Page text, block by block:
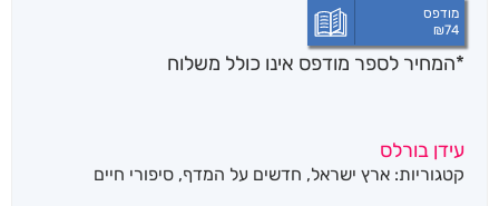
מודפס
₪74
*המחיר לספר מודפס אינו כולל משלוח
עידן בורלס
קטגוריות: ארץ ישראל, חדשים על המדף, סיפורי חיים